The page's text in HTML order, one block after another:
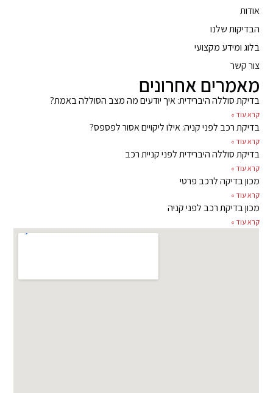
מאמרים אחרונים
בדיקת סוללה היברידית: איך יודעים מה מצב הסוללה באמת?
קרא עוד »
בדיקת רכב לפני קניה: אילו ליקויים אסור לפספס?
קרא עוד »
בדיקת סוללה היברידית לפני קניית רכב
קרא עוד »
מכון בדיקה לרכב פרטי
קרא עוד »
מכון בדיקת רכב לפני קניה
קרא עוד »
אודות
הבדיקות שלנו
בלוג ומידע מקצועי
צור קשר